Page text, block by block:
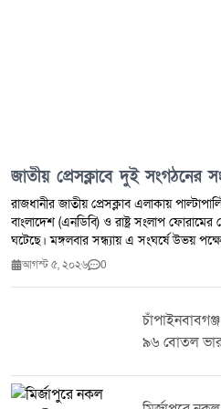
জাতীয় প্রেসক্লাবে দুই সংগঠনের
রাজধানীর জাতীয় প্রেসক্লাব এলাকায়
বাংলাদেশ (এনডিবি) ও রাষ্ট্র সংলাপ ফোরামের
ঘটেছে। মঙ্গলবার সন্ধ্যায় এ সংঘর্ষে উভয়
থানা-পুলিশ সূত্রে জানা যায়, গত শনিবার
এনডিবির কার্যালয়ে শান্তা ফারজানাকে মারধরের
পুলিশ জানায়, ওই ঘটনার জেরে মঙ্গলবার
আলাদা কর্মসূচি পালন করছিল। একপর্যায়ে উভয়
ফারজানাসহ কয়েকজন আ ন ম আয়াসকে
পড়ে গেলে শান্তা ফারজানা একটি কালো
আগস্ট ৫, ২০২৬ 0
৯৬ বোতল